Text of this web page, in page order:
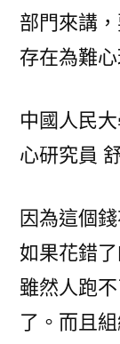
部門來講
存在為難心
中國人民
心研究員
因為這個
如果花錯
雖然人跑
了。而且